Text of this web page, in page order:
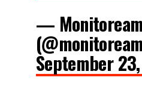
—
September